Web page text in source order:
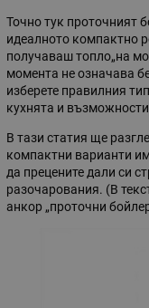
Точно тук проточният
идеалното компактно
получаваш топло„на
момента не означава
изберете правилния
кухнята и
В тази статия ще
компактни варианти
да прецените дали си
разочарования. (В
анкор „проточни